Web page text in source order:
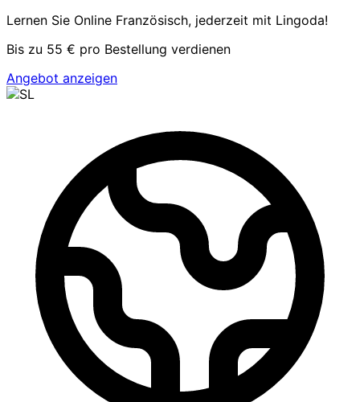
Lernen Sie Online Französisch, jederzeit mit Lingoda!
Bis zu 55 € pro Bestellung verdienen
Angebot anzeigen